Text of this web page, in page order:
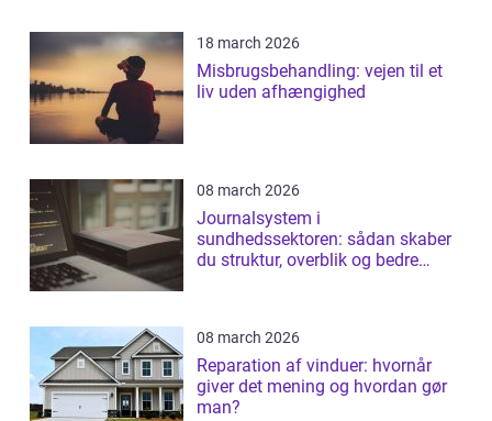
18 march 2026
Misbrugsbehandling: vejen til et
liv uden afhængighed
08 march 2026
Journalsystem i
sundhedssektoren: sådan skaber
du struktur, overblik og bedre
08 march 2026
Reparation af vinduer: hvornår
giver det mening og hvordan gør
man?